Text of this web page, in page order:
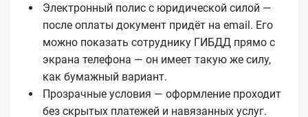
Электронный полис с юридической силой —
после оплаты документ придёт на email. Его
можно показать сотруднику ГИБДД прямо с
экрана телефона — он имеет такую же силу,
как бумажный вариант.
Прозрачные условия — оформление проходит
без скрытых платежей и навязанных услуг.